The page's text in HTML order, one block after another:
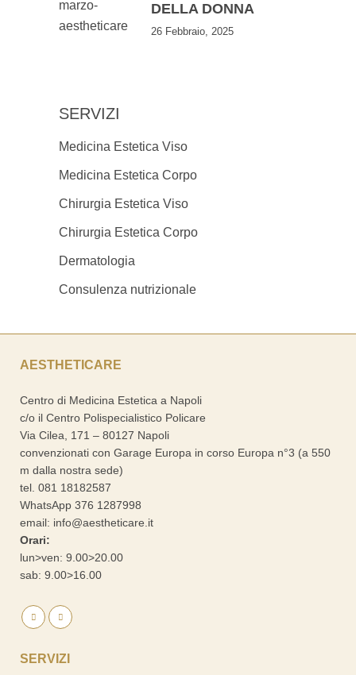
DELLA DONNA
26 Febbraio, 2025
SERVIZI
Medicina Estetica Viso
Medicina Estetica Corpo
Chirurgia Estetica Viso
Chirurgia Estetica Corpo
Dermatologia
Consulenza nutrizionale
AESTHETICARE
Centro di Medicina Estetica a Napoli
c/o il Centro Polispecialistico Policare
Via Cilea, 171 – 80127 Napoli
convenzionati con Garage Europa in corso Europa n°3 (a 550
m dalla nostra sede)
tel. 081 18182587
WhatsApp 376 1287998
email: info@aestheticare.it
Orari:
lun>ven: 9.00>20.00
sab: 9.00>16.00
SERVIZI